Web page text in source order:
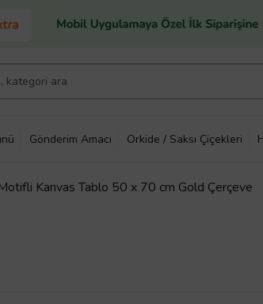
Gönderim Amacı Orkide / Saksı Çiçekleri
Motifli Kanvas Tablo 50 x 70 cm Gold Çerçeve